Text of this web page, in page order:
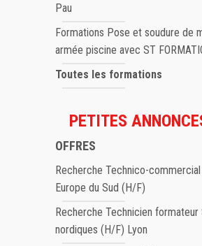
Pau
Formations Pose et soudure de
armée piscine avec ST
Toutes les formations
PETITES
OFFRES
Recherche Technico-
Europe du Sud (H/F)
Recherche Technicien formateur
nordiques (H/F) Lyon